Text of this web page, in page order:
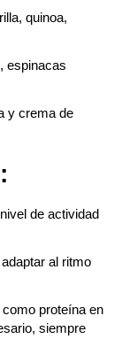
quinoa,
espinacas
y crema de
de actividad
al ritmo
proteína en
siempre